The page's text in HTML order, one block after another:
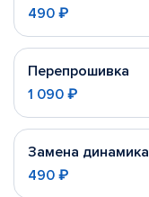
490 ₽
Перепрошивка
1 090 ₽
Замена динамика
490 ₽